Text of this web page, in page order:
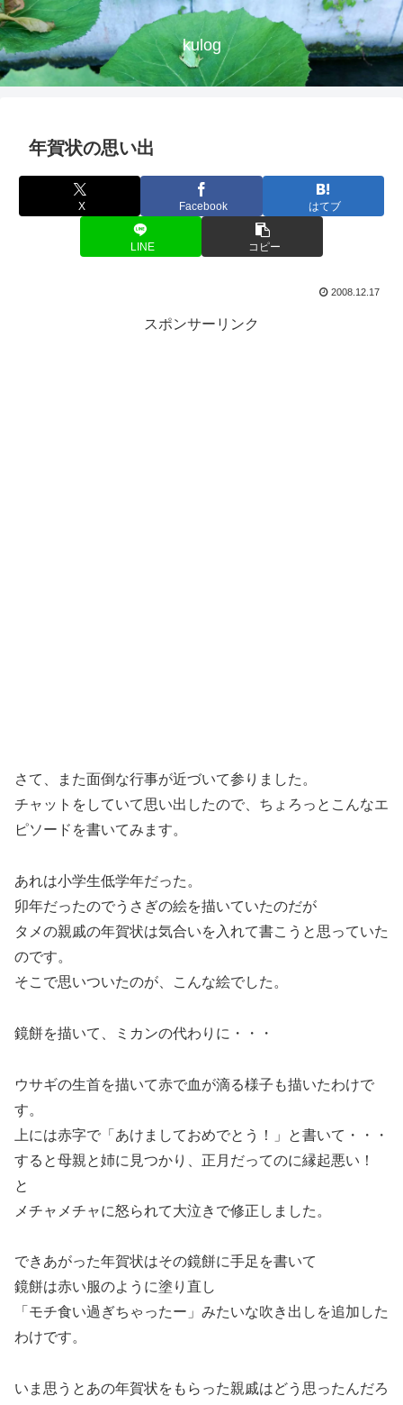
kulog
年賀状の思い出
X Facebook はてブ
LINE コピー
2008.12.17
スポンサーリンク
さて、また面倒な行事が近づいて参りました。
チャットをしていて思い出したので、ちょろっとこんなエ
ピソードを書いてみます。
あれは小学生低学年だった。
卯年だったのでうさぎの絵を描いていたのだが
タメの親戚の年賀状は気合いを入れて書こうと思っていた
のです。
そこで思いついたのが、こんな絵でした。
鏡餅を描いて、ミカンの代わりに・・・
ウサギの生首を描いて赤で血が滴る様子も描いたわけで
す。
上には赤字で「あけましておめでとう！」と書いて・・・
すると母親と姉に見つかり、正月だってのに縁起悪い！
と
メチャメチャに怒られて大泣きで修正しました。
できあがった年賀状はその鏡餅に手足を書いて
鏡餅は赤い服のように塗り直し
「モチ食い過ぎちゃったー」みたいな吹き出しを追加した
わけです。
いま思うとあの年賀状をもらった親戚はどう思ったんだろ